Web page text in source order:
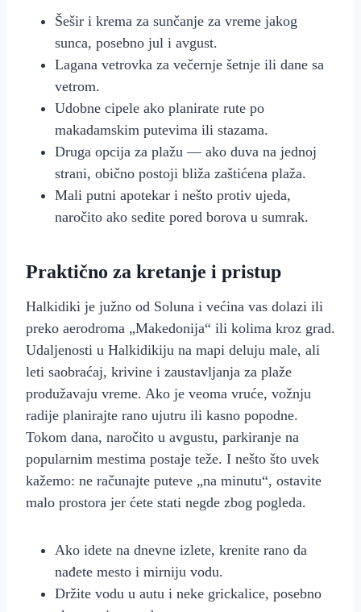
Šešir i krema za sunčanje za vreme jakog
sunca, posebno jul i avgust.
Lagana vetrovka za večernje šetnje ili dane sa
vetrom.
Udobne cipele ako planirate rute po
makadamskim putevima ili stazama.
Druga opcija za plažu — ako duva na jednoj
strani, obično postoji bliža zaštićena plaža.
Mali putni apotekar i nešto protiv ujeda,
naročito ako sedite pored borova u sumrak.
Praktično za kretanje i pristup
Halkidiki je južno od Soluna i većina vas dolazi ili
preko aerodroma „Makedonija“ ili kolima kroz grad.
Udaljenosti u Halkidikiju na mapi deluju male, ali
leti saobraćaj, krivine i zaustavljanja za plaže
produžavaju vreme. Ako je veoma vruće, vožnju
radije planirajte rano ujutru ili kasno popodne.
Tokom dana, naročito u avgustu, parkiranje na
popularnim mestima postaje teže. I nešto što uvek
kažemo: ne računajte puteve „na minutu“, ostavite
malo prostora jer ćete stati negde zbog pogleda.
Ako idete na dnevne izlete, krenite rano da
nađete mesto i mirniju vodu.
Držite vodu u autu i neke grickalice, posebno